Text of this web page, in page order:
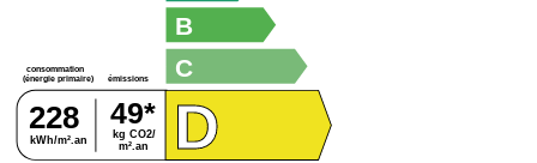
consommation
(énergie primaire) émissions
kg CO2/
m².an
kWh/m².an
228 49* D
C
B